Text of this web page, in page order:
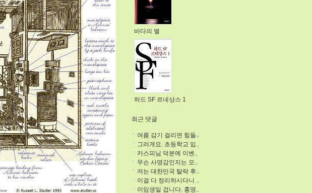
바다의 별
하드 SF 르네상스 1
최근 댓글
여름 감기 걸리면 힘들..
그러게요. 초등학교 입..
카스피님 덕분에 이벤..
무슨 사명감인지는 모..
저는 대한민국 탈락 후..
이걸 다 정리하시다니 ..
이임생일 겁니다. 홍명..